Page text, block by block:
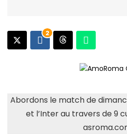
2
Abordons le match de
et l’Inter au travers de 9